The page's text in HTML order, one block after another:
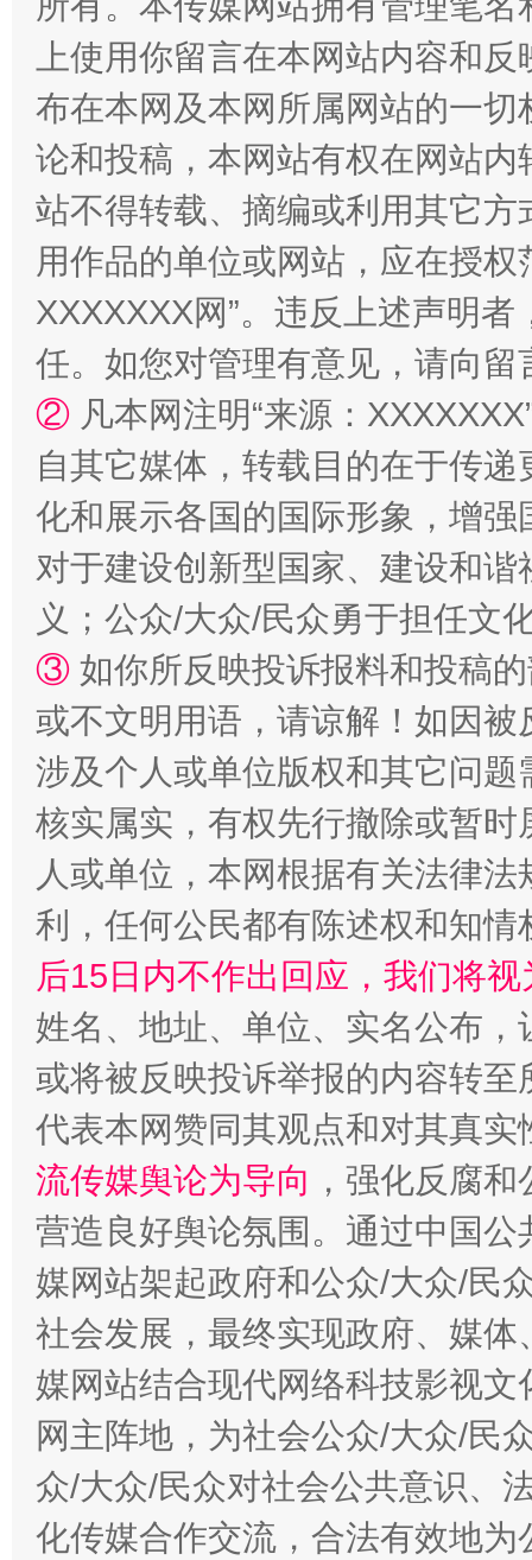
站台名比不上好声名
漫山遍野的桃花与雪山、麦地、白藏房 除
招工难、用工荒背后
这是一记警钟！ 谢
上使用你留言在本网站内容和
布在本网及本网所属网站的一
论和投稿，本网站有权在网站
站不得转载、摘编或利用其它
用作品的单位或网站，应在授
XXXXXXX网”。违反上述声明
任。如您对管理有意见，请向
② 凡本网注明“来源：
自其它媒体，转载目的在于传
化和展示各国的国际形象，增
对于建设创新型国家、建设和
义；公众/大众/民众勇于担任文
③ 如你所反映投诉报料和投稿
或不文明用语，请谅解！如因
涉及个人或单位版权和其它问题
核实属实，有权先行撤除或暂
人或单位，本网根据有关法律
利，任何公民都有陈述权和知情
后15日内不作出回应，我们将
姓名、地址、单位、实名公布
或将被反映投诉举报的内容转
代表本网赞同其观点和对其真实
流传媒舆论为导向 ，强化反腐
营造良好舆论氛围。通过中国
媒网站架起政府和公众/大众/民
社会发展，最终实现政府、媒
媒网站结合现代网络科技影视
网主阵地，为社会公众/大众/民
众/大众/民众对社会公共意识、
化传媒合作交流，合法有效地